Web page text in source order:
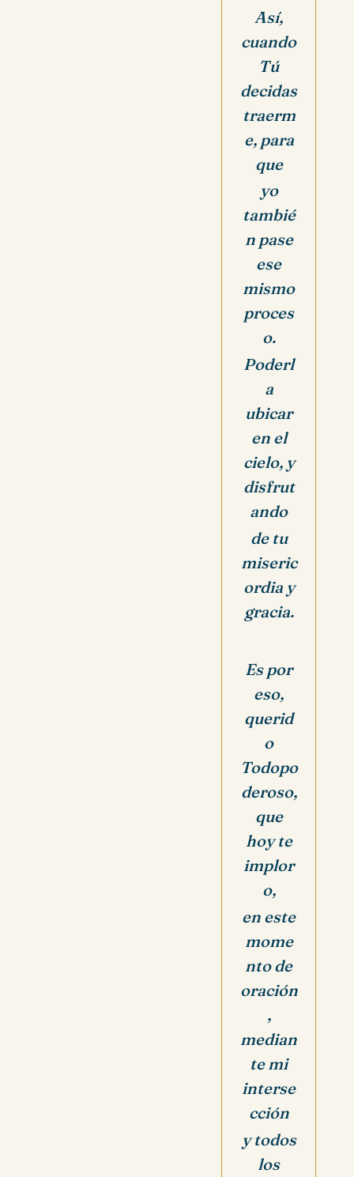
Así,
cuando
Tú
decidas
traerm
e, para
que
yo
tambié
n pase
ese
mismo
proces
o.
Poderl
a
ubicar
en el
cielo, y
disfrut
ando
de tu
miseric
ordia y
gracia.
Es por
eso,
querid
o
Todopo
deroso,
que
hoy te
implor
o,
en este
mome
nto de
oración
,
median
te mi
interse
cción
y todos
los